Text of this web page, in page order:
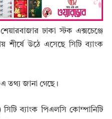
ঢাকা স্টক এক্সচেঞ্জে
শীর্ষে উঠে এসেছে সিটি ব্যাংক
তথ্য জানা গেছে।
ব্যাংক পিএলসি কোম্পানিটি